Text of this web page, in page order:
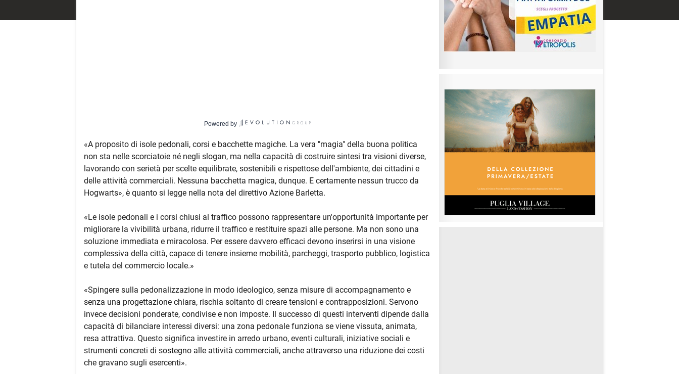
Powered by
«A proposito di isole pedonali, corsi e bacchette magiche. La vera "magia" della buona politica
non sta nelle scorciatoie né negli slogan, ma nella capacità di costruire sintesi tra visioni diverse,
lavorando con serietà per scelte equilibrate, sostenibili e rispettose dell'ambiente, dei cittadini e
delle attività commerciali. Nessuna bacchetta magica, dunque. E certamente nessun trucco da
Hogwarts», è quanto si legge nella nota del direttivo Azione Barletta.
«Le isole pedonali e i corsi chiusi al traffico possono rappresentare un'opportunità importante per
migliorare la vivibilità urbana, ridurre il traffico e restituire spazi alle persone. Ma non sono una
soluzione immediata e miracolosa. Per essere davvero efficaci devono inserirsi in una visione
complessiva della città, capace di tenere insieme mobilità, parcheggi, trasporto pubblico, logistica
e tutela del commercio locale.»
«Spingere sulla pedonalizzazione in modo ideologico, senza misure di accompagnamento e
senza una progettazione chiara, rischia soltanto di creare tensioni e contrapposizioni. Servono
invece decisioni ponderate, condivise e non imposte. Il successo di questi interventi dipende dalla
capacità di bilanciare interessi diversi: una zona pedonale funziona se viene vissuta, animata,
resa attrattiva. Questo significa investire in arredo urbano, eventi culturali, iniziative sociali e
strumenti concreti di sostegno alle attività commerciali, anche attraverso una riduzione dei costi
che gravano sugli esercenti».